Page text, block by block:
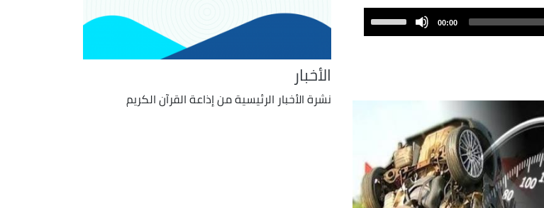
00:00
Up/Down
increase
الأخبار
نشرة الأخبار الرئيسية من إذاعة القرآن الكريم